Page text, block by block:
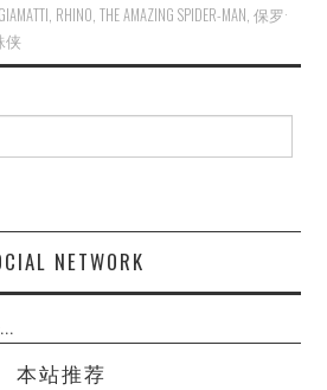
, RHINO, THE AMAZING SPIDER-MAN, 保罗·
侠
NETWORK
本站推荐